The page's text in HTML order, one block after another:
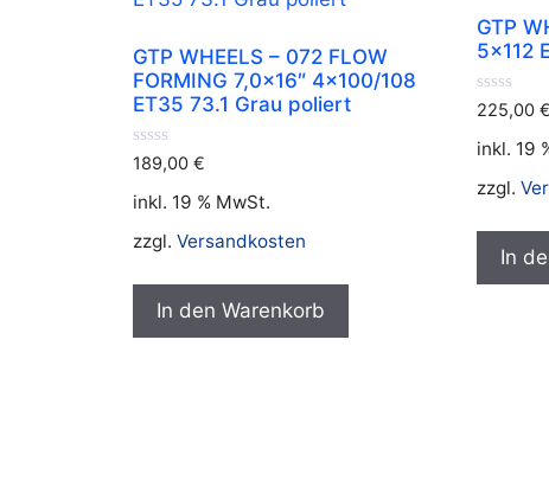
GTP WHEELS – 072 FLOW
FORMING 7,0×16″ 4×100/108
ET35 73.1 Grau poliert
0
o
n
189,00 €
inkl. 19 % MwSt.
zzgl. Versandkosten
In den Warenkorb
GTP
5×112
0
o
n
225,00 €
inkl. 19
zzgl.
In